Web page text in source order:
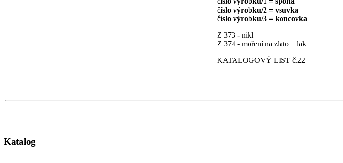
číslo výrobku/2 = vsuvka
číslo výrobku/3 = koncovka
Z 373 - nikl
Z 374 - moření na zlato + lak
KATALOGOVÝ LIST č.22
Katalog